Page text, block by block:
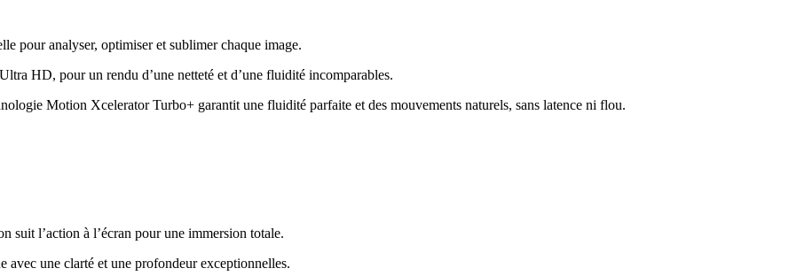
pour analyser, optimiser et sublimer chaque image.
HD, pour un rendu d’une netteté et d’une fluidité incomparables.
Motion Xcelerator Turbo+ garantit une fluidité parfaite et des mouvements naturels, sans latence ni flou.
suit l’action à l’écran pour une immersion totale.
avec une clarté et une profondeur exceptionnelles.